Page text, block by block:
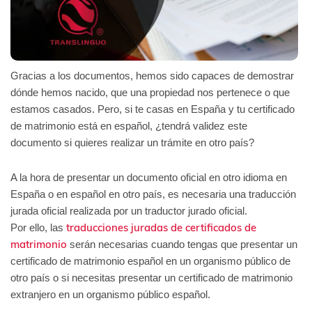
Gracias a los documentos, hemos sido capaces de demostrar
dónde hemos nacido, que una propiedad nos pertenece o que
estamos casados. Pero, si te casas en España y tu certificado
de matrimonio está en español, ¿tendrá validez este
documento si quieres realizar un trámite en otro país?
A la hora de presentar un documento oficial en otro idioma en
España o en español en otro país, es necesaria una traducción
jurada oficial realizada por un traductor jurado oficial.
Por ello, las traducciones juradas de certificados de
matrimonio serán necesarias cuando tengas que presentar un
certificado de matrimonio español en un organismo público de
otro país o si necesitas presentar un certificado de matrimonio
extranjero en un organismo público español.